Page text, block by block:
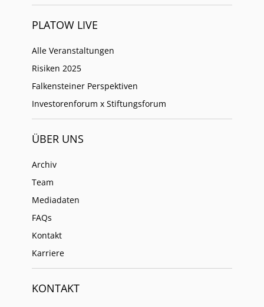
PLATOW LIVE
Alle Veranstaltungen
Risiken 2025
Falkensteiner Perspektiven
Investorenforum x Stiftungsforum
ÜBER UNS
Archiv
Team
Mediadaten
FAQs
Kontakt
Karriere
KONTAKT